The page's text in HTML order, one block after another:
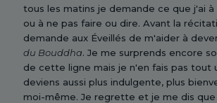
tous les matins je demande ce que j'ai à
ou à ne pas faire ou dire. Avant la
demande aux Éveillés de m'aider à
du Bouddha. Je me surprends encore
de cette ligne mais je n'en fais pas tout
deviens aussi plus indulgente, plus
moi-même. Je regrette et je me dis que